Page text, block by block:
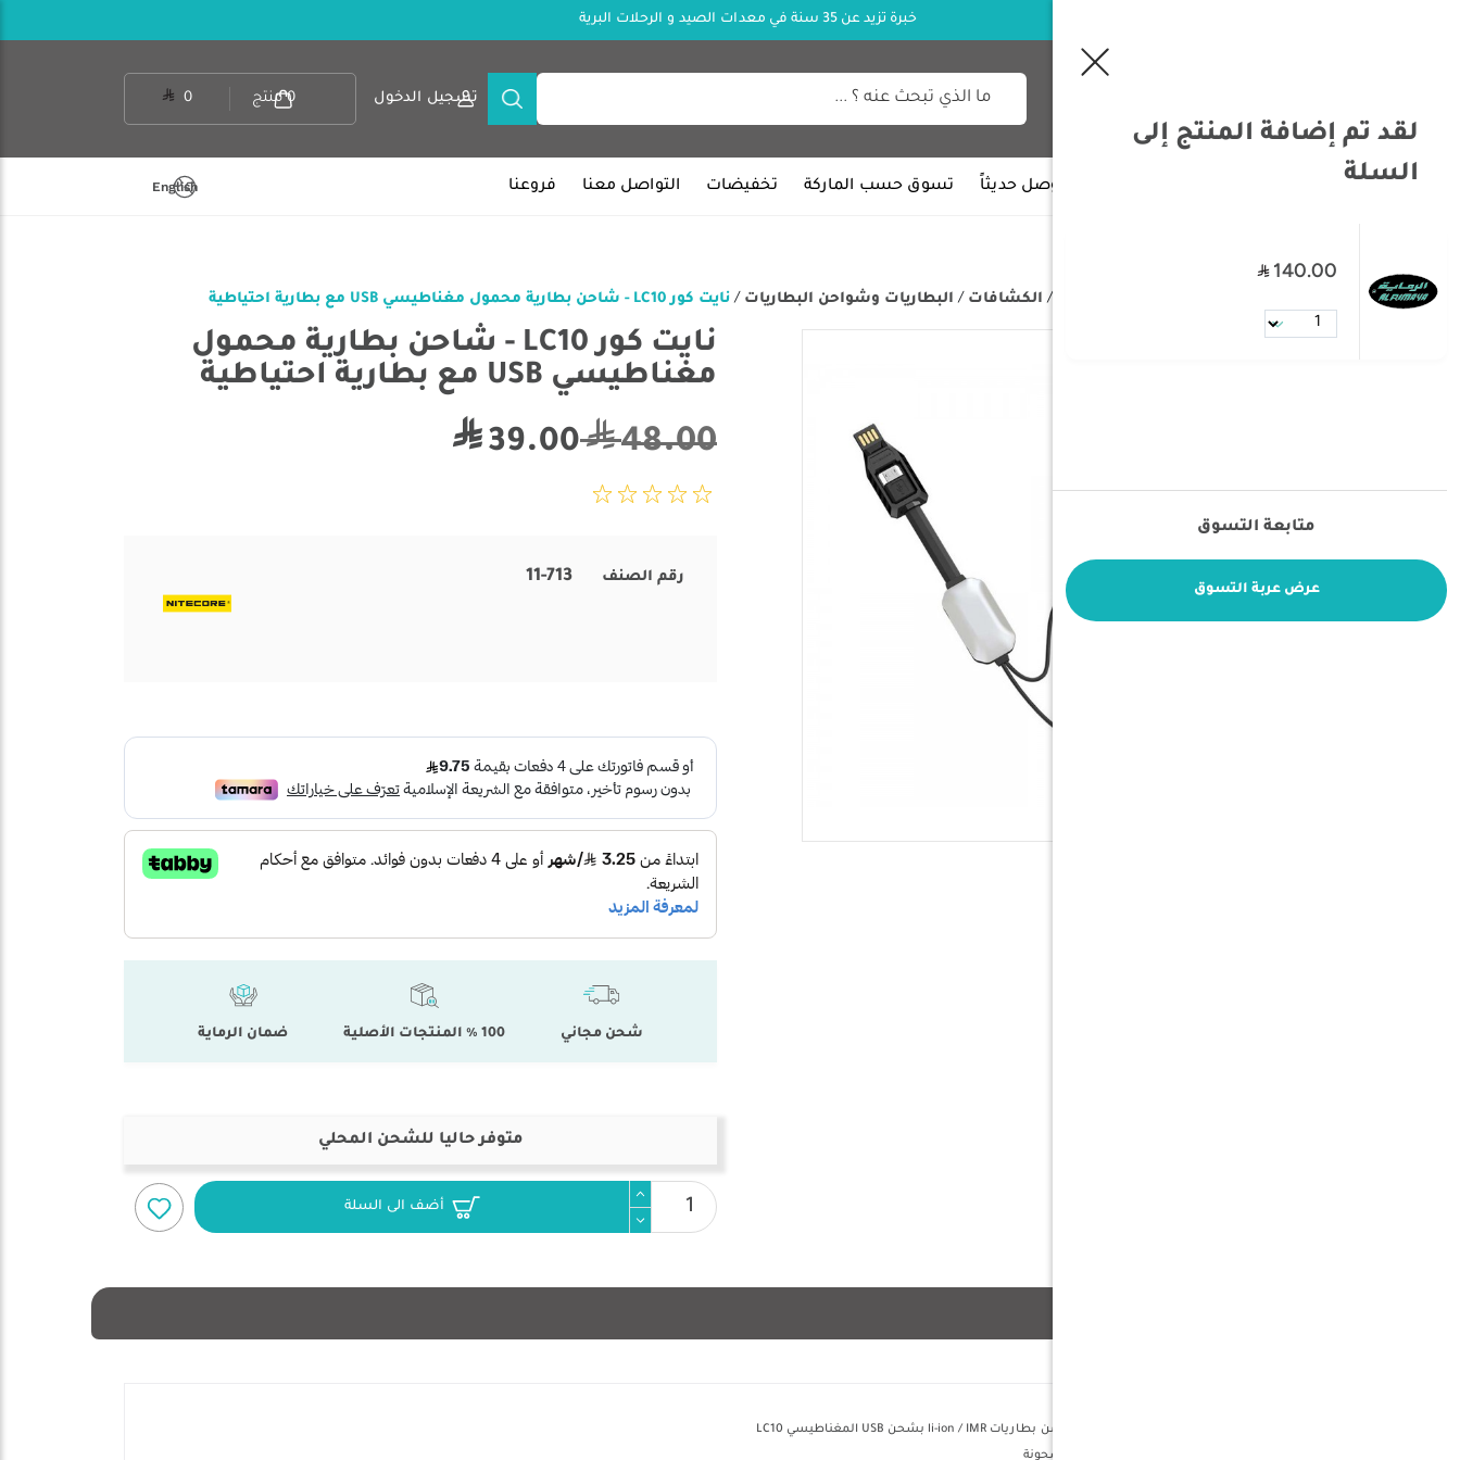
خبرة تزيد عن 35 سنة في معدات الصيد و الرحلات البرية
تسجيل الدخول 0 منتج 0
وصل حديثاً تسوق حسب الماركة تخفيضات التواصل معنا فروعنا English
/ الكشافات / البطاريات وشواحن البطاريات / نايت كور LC10 - شاحن بطارية محمول مغناطيسي USB مع بطارية احتياطية
نايت كور LC10 - شاحن بطارية محمول
مغناطيسي USB مع بطارية احتياطية
48.00
39.00
رقم الصنف 11-713
شحن مجاني 100 % المنتجات الأصلية ضمان الرماية
متوفر حاليا للشحن المحلي
أضف الى السلة
شحن الاجهزة الاخري عند إقرانها ببطارية مشحونة
لقد تم إضافة المنتج إلى
السلة
140.00
متابعة التسوق
عرض عربة التسوق